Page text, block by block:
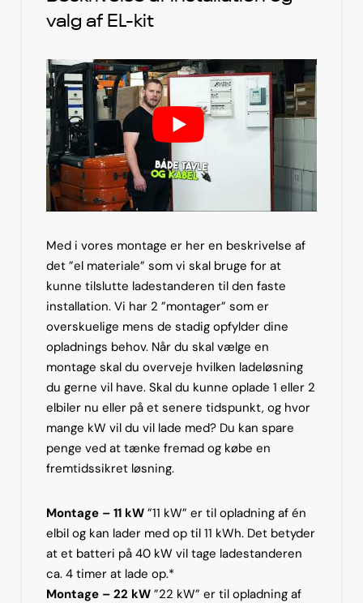
valg af EL-kit
Med i vores montage er her en beskrivelse af
det ”el materiale” som vi skal bruge for at
kunne tilslutte ladestanderen til den faste
installation. Vi har 2 ”montager” som er
overskuelige mens de stadig opfylder dine
opladnings behov. Når du skal vælge en
montage skal du overveje hvilken ladeløsning
du gerne vil have. Skal du kunne oplade 1 eller 2
elbiler nu eller på et senere tidspunkt, og hvor
mange kW vil du vil lade med? Du kan spare
penge ved at tænke fremad og købe en
fremtidssikret løsning.
Montage – 11 kW ”11 kW” er til opladning af én
elbil og kan lader med op til 11 kWh. Det betyder
at et batteri på 40 kW vil tage ladestanderen
ca. 4 timer at lade op.*
Montage – 22 kW ”22 kW” er til opladning af